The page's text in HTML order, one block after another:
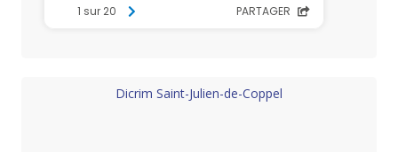
Dicrim Saint-Julien-de-Coppel